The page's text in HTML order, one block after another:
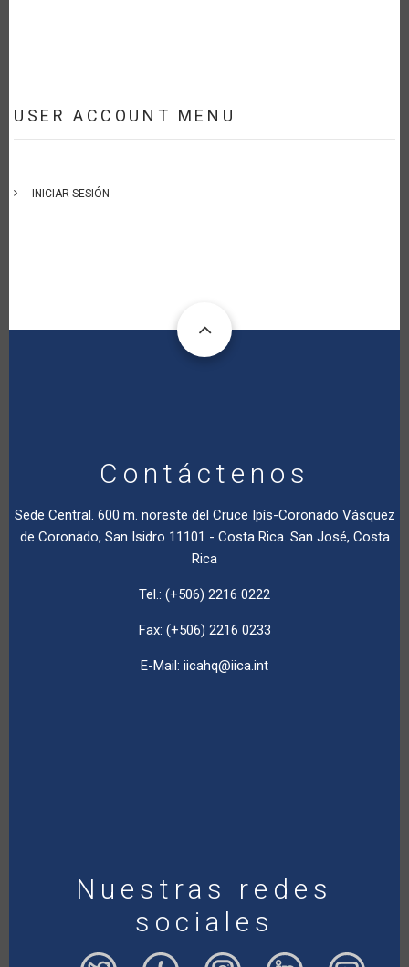
USER ACCOUNT MENU
INICIAR SESIÓN
Contáctenos
Sede Central. 600 m. noreste del Cruce Ipís-Coronado Vásquez
de Coronado, San Isidro 11101 - Costa Rica. San José, Costa
Rica
Tel.: (+506) 2216 0222
Fax: (+506) 2216 0233
E-Mail: iicahq@iica.int
Nuestras redes
sociales